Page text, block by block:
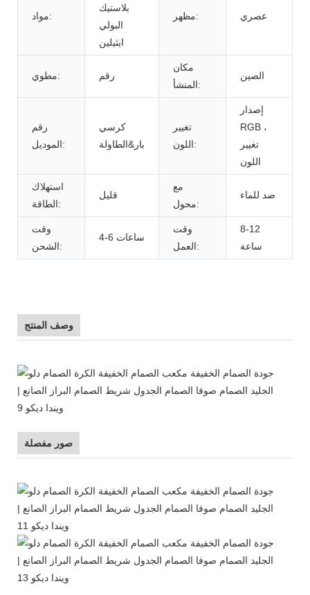
مواد:
بلاستيك
البولي
ايثيلين
مظهر: عصري
مطوي: رقم
مكان
المنشأ:
الصين
رقم
الموديل:
كرسي
بار&الطاولة
تغيير
اللون:
إصدار
RGB ،
تغيير
اللون
استهلاك
الطاقة:
قليل
مع
محول:
ضد للماء
وقت
الشحن:
4-6 ساعات
وقت
العمل:
8-12
ساعة
وصف المنتج
صور مفصلة